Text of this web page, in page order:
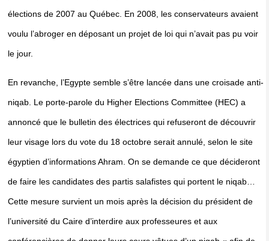
élections de 2007 au Québec. En 2008, les conservateurs avaient
voulu l’abroger en déposant un projet de loi qui n’avait pas pu voir
le jour.
En revanche, l’Egypte semble s’être lancée dans une croisade anti-
niqab. Le porte-parole du Higher Elections Committee (HEC) a
annoncé que le bulletin des électrices qui refuseront de découvrir
leur visage lors du vote du 18 octobre serait annulé, selon le site
égyptien d’informations Ahram. On se demande ce que décideront
de faire les candidates des partis salafistes qui portent le niqab…
Cette mesure survient un mois après la décision du président de
l’université du Caire d’interdire aux professeures et aux